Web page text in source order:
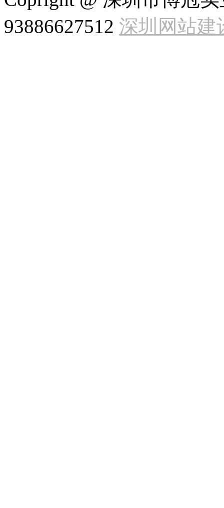
93886627512 深圳网站建